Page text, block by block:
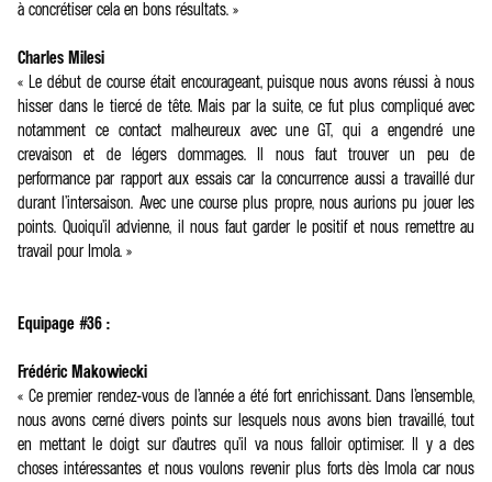
à concrétiser cela en bons résultats. »
Charles Milesi
« Le début de course était encourageant, puisque nous avons réussi à nous
hisser dans le tiercé de tête. Mais par la suite, ce fut plus compliqué avec
notamment ce contact malheureux avec une GT, qui a engendré une
crevaison et de légers dommages. Il nous faut trouver un peu de
performance par rapport aux essais car la concurrence aussi a travaillé dur
durant l’intersaison. Avec une course plus propre, nous aurions pu jouer les
points. Quoiqu’il advienne, il nous faut garder le positif et nous remettre au
travail pour Imola. »
Equipage #36 :
Frédéric Makowiecki
« Ce premier rendez-vous de l’année a été fort enrichissant. Dans l’ensemble,
nous avons cerné divers points sur lesquels nous avons bien travaillé, tout
en mettant le doigt sur d’autres qu’il va nous falloir optimiser. Il y a des
choses intéressantes et nous voulons revenir plus forts dès Imola car nous